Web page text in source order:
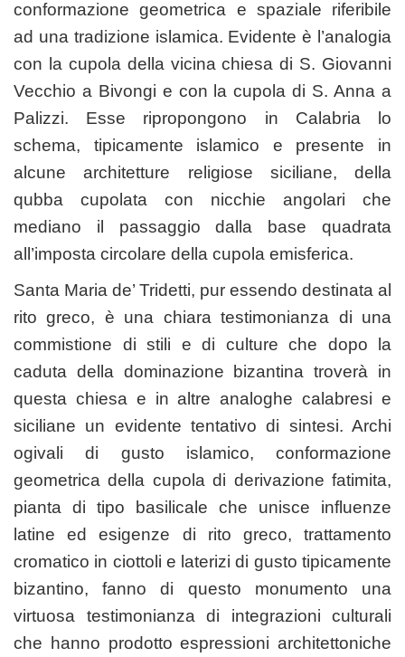
conformazione geometrica e spaziale riferibile
ad una tradizione islamica. Evidente è l’analogia
con la cupola della vicina chiesa di S. Giovanni
Vecchio a Bivongi e con la cupola di S. Anna a
Palizzi. Esse ripropongono in Calabria lo
schema, tipicamente islamico e presente in
alcune architetture religiose siciliane, della
qubba cupolata con nicchie angolari che
mediano il passaggio dalla base quadrata
all’imposta circolare della cupola emisferica.
Santa Maria de’ Tridetti, pur essendo destinata al
rito greco, è una chiara testimonianza di una
commistione di stili e di culture che dopo la
caduta della dominazione bizantina troverà in
questa chiesa e in altre analoghe calabresi e
siciliane un evidente tentativo di sintesi. Archi
ogivali di gusto islamico, conformazione
geometrica della cupola di derivazione fatimita,
pianta di tipo basilicale che unisce influenze
latine ed esigenze di rito greco, trattamento
cromatico in ciottoli e laterizi di gusto tipicamente
bizantino, fanno di questo monumento una
virtuosa testimonianza di integrazioni culturali
che hanno prodotto espressioni architettoniche